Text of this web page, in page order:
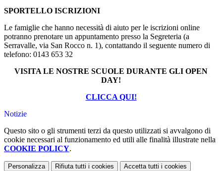
SPORTELLO ISCRIZIONI
Le famiglie che hanno necessità di aiuto per le iscrizioni online
potranno prenotare un appuntamento presso la Segreteria (a
Serravalle, via San Rocco n. 1), contattando il seguente numero di
telefono: 0143 653 32
VISITA LE NOSTRE SCUOLE DURANTE GLI OPEN
DAY!
CLICCA QUI!
Notizie
Questo sito o gli strumenti terzi da questo utilizzati si avvalgono di
cookie necessari al funzionamento ed utili alle finalità illustrate nella
COOKIE POLICY.
Personalizza Rifiuta tutti i cookies Accetta tutti i cookies